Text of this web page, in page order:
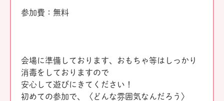
参加費：無料
会場に準備しております、おもちゃ等はしっかり
消毒をしておりますので
安心して遊びにきてください！
初めての参加で、〈どんな雰囲気なんだろう〉